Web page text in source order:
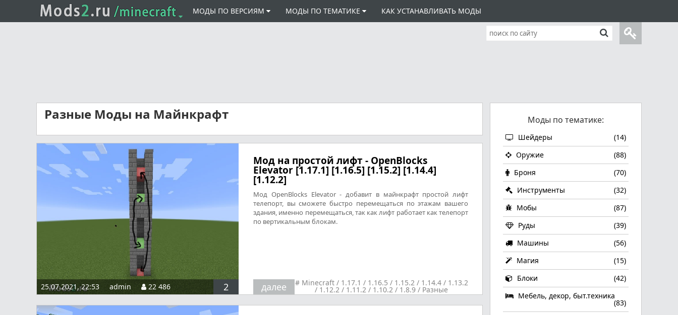
МОДЫ ПО ВЕРСИЯМ МОДЫ ПО ТЕМАТИКЕ КАК УСТАНАВЛИВАТЬ МОДЫ
Разные Моды на Майнкрафт
25.07.2021, 22:53 admin 22 486 2
Мод на простой лифт - OpenBlocks
Elevator [1.17.1] [1.16.5] [1.15.2] [1.14.4]
[1.12.2]
Мод OpenBlocks Elevator - добавит в майнкрафт простой лифт
телепорт, вы сможете быстро перемещаться по этажам вашего
здания, именно перемещаться, так как лифт работает как телепорт
по вертикальным блокам.
далее # Minecraft/ 1.17.1 / 1.16.5 / 1.15.2/ 1.14.4/ 1.13.2
/ 1.12.2 / 1.11.2 / 1.10.2 / 1.8.9 / Разные
Моды по тематике:
Шейдеры
(14)
Оружие
(88)
Броня
(70)
Инструменты
(32)
Мобы
(87)
Руды
(39)
Машины
(56)
Магия
(15)
Блоки
(42)
Мебель, декор, быт.техника
(83)